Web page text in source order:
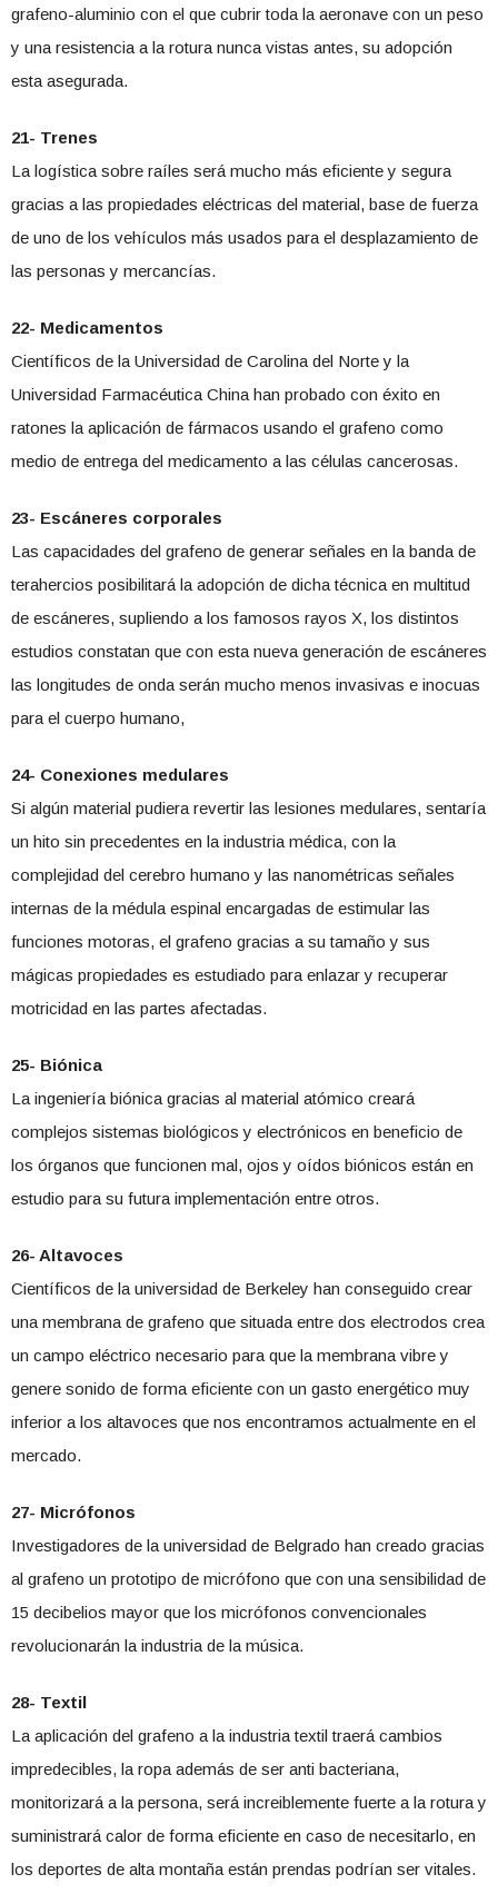
grafeno-aluminio con el que cubrir toda la aeronave con un peso
y una resistencia a la rotura nunca vistas antes, su adopción
esta asegurada.
21- Trenes
La logística sobre raíles será mucho más eficiente y segura
gracias a las propiedades eléctricas del material, base de fuerza
de uno de los vehículos más usados para el desplazamiento de
las personas y mercancías.
22- Medicamentos
Científicos de la Universidad de Carolina del Norte y la
Universidad Farmacéutica China han probado con éxito en
ratones la aplicación de fármacos usando el grafeno como
medio de entrega del medicamento a las células cancerosas.
23- Escáneres corporales
Las capacidades del grafeno de generar señales en la banda de
terahercios posibilitará la adopción de dicha técnica en multitud
de escáneres, supliendo a los famosos rayos X, los distintos
estudios constatan que con esta nueva generación de escáneres
las longitudes de onda serán mucho menos invasivas e inocuas
para el cuerpo humano,
24- Conexiones medulares
Si algún material pudiera revertir las lesiones medulares, sentaría
un hito sin precedentes en la industria médica, con la
complejidad del cerebro humano y las nanométricas señales
internas de la médula espinal encargadas de estimular las
funciones motoras, el grafeno gracias a su tamaño y sus
mágicas propiedades es estudiado para enlazar y recuperar
motricidad en las partes afectadas.
25- Biónica
La ingeniería biónica gracias al material atómico creará
complejos sistemas biológicos y electrónicos en beneficio de
los órganos que funcionen mal, ojos y oídos biónicos están en
estudio para su futura implementación entre otros.
26- Altavoces
Científicos de la universidad de Berkeley han conseguido crear
una membrana de grafeno que situada entre dos electrodos crea
un campo eléctrico necesario para que la membrana vibre y
genere sonido de forma eficiente con un gasto energético muy
inferior a los altavoces que nos encontramos actualmente en el
mercado.
27- Micrófonos
Investigadores de la universidad de Belgrado han creado gracias
al grafeno un prototipo de micrófono que con una sensibilidad de
15 decibelios mayor que los micrófonos convencionales
revolucionarán la industria de la música.
28- Textil
La aplicación del grafeno a la industria textil traerá cambios
impredecibles, la ropa además de ser anti bacteriana,
monitorizará a la persona, será increiblemente fuerte a la rotura y
suministrará calor de forma eficiente en caso de necesitarlo, en
los deportes de alta montaña están prendas podrían ser vitales.